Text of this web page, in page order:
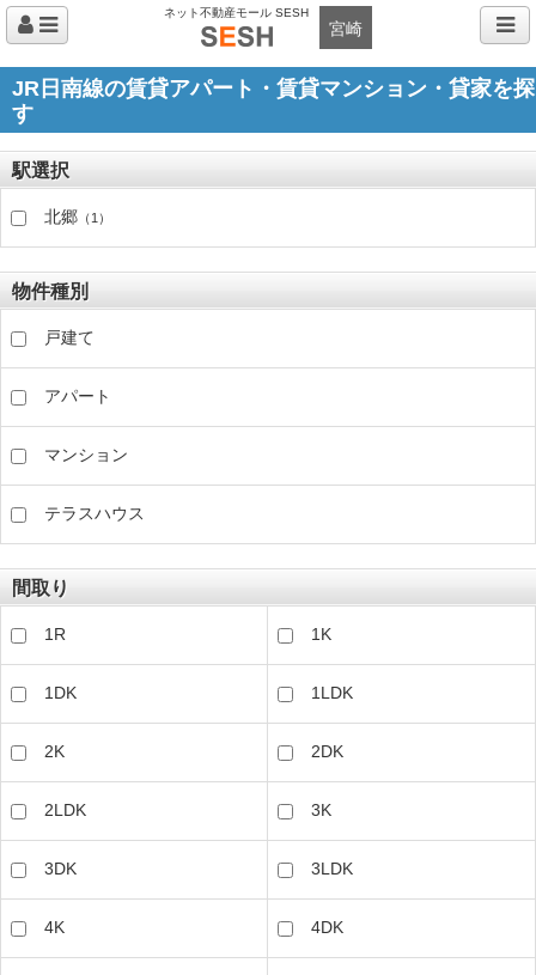
ネット不動産モール SESH
宮崎
JR日南線の賃貸アパート・賃貸マンション・貸家を探
す
駅選択
北郷 （1）
物件種別
戸建て
アパート
マンション
テラスハウス
間取り
1R 1K
1DK 1LDK
2K 2DK
2LDK 3K
3DK 3LDK
4K 4DK